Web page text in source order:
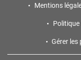
Mentions
Gérer